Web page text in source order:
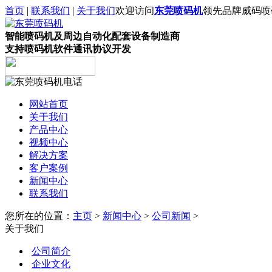
首页 | 联系我们 | 关于我们欢迎访问东莞喷码机领先品牌威码喷
智能喷码机及周边自动化配套设备制造商
支持喷码机软件通讯协议开发
网站首页
关于我们
产品中心
视频中心
解决方案
客户案例
新闻中心
联系我们
您所在的位置： 主页 > 新闻中心 > 公司新闻 >
关于我们
公司简介
企业文化